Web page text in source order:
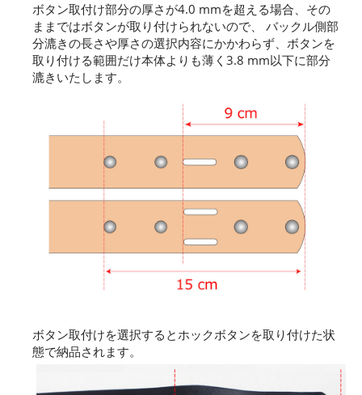
ボタン取付け部分の厚さが4.0 mmを超える場合、その
ままではボタンが取り付けられないので、 バックル側部
分漉きの長さや厚さの選択内容にかかわらず、ボタンを
取り付ける範囲だけ本体よりも薄く3.8 mm以下に部分
漉きいたします。
ボタン取付けを選択するとホックボタンを取り付けた状
態で納品されます。